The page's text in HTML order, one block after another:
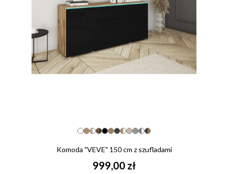
Komoda "VEVE" 150 cm z szufladami
999,00 zł